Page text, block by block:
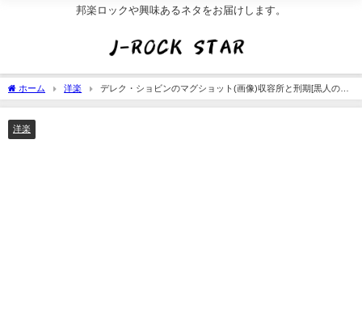
邦楽ロックや興味あるネタをお届けします。
ホーム 洋楽
デレク・ショビンのマグショット(画像)収容所と刑期[黒人の首
圧迫]
洋楽